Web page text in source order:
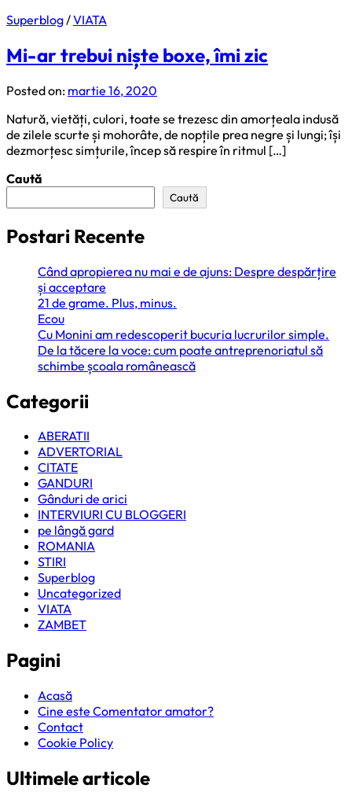
Superblog/VIATA
Mi-ar trebui niște boxe, îmi zic
Posted on: martie 16, 2020
Natură, vietăți, culori, toate se trezesc din amorțeala indusă
de zilele scurte și mohorâte, de nopțile prea negre și lungi; își
dezmorțesc simțurile, încep să respire în ritmul […]
Caută
Caută
Postari Recente
Când apropierea nu mai e de ajuns: Despre despărțire
și acceptare
21 de grame. Plus, minus.
Ecou
Cu Monini am redescoperit bucuria lucrurilor simple.
De la tăcere la voce: cum poate antreprenoriatul să
schimbe școala românească
Categorii
ABERATII
ADVERTORIAL
CITATE
GANDURI
Gânduri de arici
INTERVIURI CU BLOGGERI
pe lângă gard
ROMANIA
STIRI
Superblog
Uncategorized
VIATA
ZAMBET
Pagini
Acasă
Cine este Comentator amator?
Contact
Cookie Policy
Ultimele articole